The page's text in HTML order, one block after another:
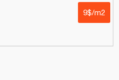
9$/m2